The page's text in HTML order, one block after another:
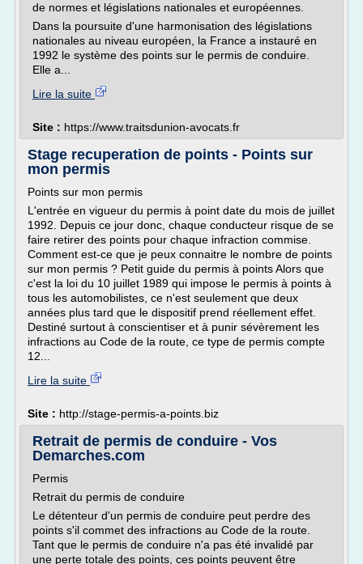
de normes et législations nationales et européennes.
Dans la poursuite d'une harmonisation des législations
nationales au niveau européen, la France a instauré en
1992 le système des points sur le permis de conduire.
Elle a...
Lire la suite
Site : https://www.traitsdunion-avocats.fr
Stage recuperation de points - Points sur
mon permis
Points sur mon permis
L'entrée en vigueur du permis à point date du mois de juillet
1992. Depuis ce jour donc, chaque conducteur risque de se
faire retirer des points pour chaque infraction commise.
Comment est-ce que je peux connaitre le nombre de points
sur mon permis ? Petit guide du permis à points Alors que
c'est la loi du 10 juillet 1989 qui impose le permis à points à
tous les automobilistes, ce n'est seulement que deux
années plus tard que le dispositif prend réellement effet.
Destiné surtout à conscientiser et à punir sévèrement les
infractions au Code de la route, ce type de permis compte
12...
Lire la suite
Site : http://stage-permis-a-points.biz
Retrait de permis de conduire - Vos
Demarches.com
Permis
Retrait du permis de conduire
Le détenteur d'un permis de conduire peut perdre des
points s'il commet des infractions au Code de la route.
Tant que le permis de conduire n'a pas été invalidé par
une perte totale des points, ces points peuvent être